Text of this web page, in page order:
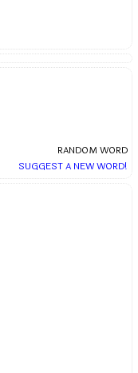
RANDOM WORD
SUGGEST A NEW WORD!